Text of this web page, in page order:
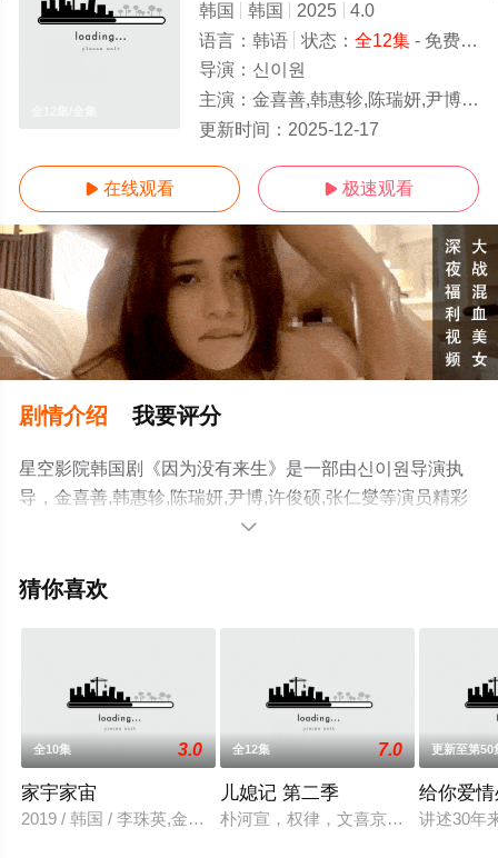
韩国 韩国 2025
4.0
语言： 韩语 状态： 全12集- 免费在线观看
导演： 신이원
主演： 金喜善,韩惠轸,陈瑞妍,尹博,许俊硕,张仁燮
更新时间： 2025-12-17
 在线观看  极速观看
剧情介绍 我要评分
星空影院韩国剧《因为没有来生》是一部由신이원导演执
导，金喜善,韩惠轸,陈瑞妍,尹博,许俊硕,张仁燮等演员精彩
演绎的韩国电视剧，大结局剧情已揭晓（全12集），手机
网，更多相关信息可移步至豆瓣电视剧、电视猫或剧情网

猜你喜欢
全10集 3.0
家宇家宙
2019 / 韩国 / 李珠英,金振烨
全12集 7.0
儿媳记 第二季
朴河宣，权律，文喜京主演KakaoTV
更新至第50
给你爱
讲述30年